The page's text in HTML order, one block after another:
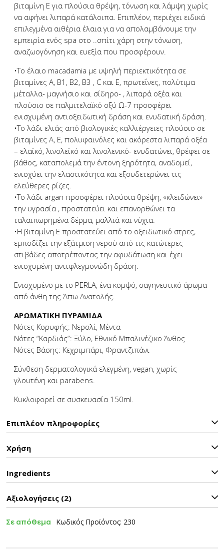
βιταμίνη Ε για πλούσια θρέψη, τόνωση και λάμψη χωρίς
να αφήνει λιπαρά κατάλοιπα. Επιπλέον, περιέχει ειδικά
επιλεγμένα αιθέρια έλαια για να απολαμβάνουμε την
εμπειρία ενός spa στο ..σπίτι χάρη στην τόνωση,
αναζωογόνηση και ευεξία που προσφέρουν.
•Το έλαιο macadamia με υψηλή περιεκτικότητα σε
βιταμίνες Α, Β1, Β2, Β3 , C και Ε, πρωτεΐνες, πολύτιμα
μέταλλα- μαγνήσιο και σίδηρο- , λιπαρά οξέα και
πλούσιο σε παλμιτελαϊκό οξύ Ω-7 προσφέρει
ενισχυμένη αντιοξειδωτική δράση και ενυδατική δράση.
•Το λάδι ελιάς από βιολογικές καλλιέργειες πλούσιο σε
βιταμίνες Α, Ε, πολυφαινόλες και ακόρεστα λιπαρά οξέα
– ελαϊκό, λινολεϊκό και λινολενικό- ενυδατώνει, θρέφει σε
βάθος, καταπολεμά την έντονη ξηρότητα, αναδομεί,
ενισχύει την ελαστικότητα και εξουδετερώνει τις
ελεύθερες ρίζες.
•Το λάδι argan προσφέρει πλούσια θρέψη, «κλειδώνει»
την υγρασία , προστατεύει και επανορθώνει τα
ταλαιπωρημένα δέρμα, μαλλιά και νύχια.
•Η βιταμίνη Ε προστατεύει από το οξειδωτικό στρες,
εμποδίζει την εξάτμιση νερού από τις κατώτερες
στιβάδες αποτρέποντας την αφυδάτωση και έχει
ενισχυμένη αντιφλεγμονώδη δράση.
Ενισχυμένο με το PERLA, ένα κομψό, σαγηνευτικό άρωμα
από άνθη της Άπω Ανατολής.
ΑΡΩΜΑΤΙΚΗ ΠΥΡΑΜΙΔΑ
Νότες Κορυφής: Νερολί, Μέντα
Νότες “Καρδιάς”: Ξύλο, Εθνικό Μπαλινέζικο Άνθος
Νότες Βάσης: Κεχριμπάρι, Φραντζιπάνι
Σύνθεση δερματολογικά ελεγμένη, vegan, χωρίς
γλουτένη και parabens.
Κυκλοφορεί σε συσκευασία 150ml.
Επιπλέον πληροφορίες
Χρήση
Ιngredients
Αξιολογήσεις (2)
Σε απόθεμα Κωδικός Προϊόντος: 230